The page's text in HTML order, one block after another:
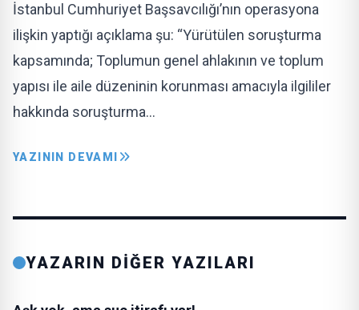
İstanbul Cumhuriyet Başsavcılığı’nın operasyona
ilişkin yaptığı açıklama şu: “Yürütülen soruşturma
kapsamında; Toplumun genel ahlakının ve toplum
yapısı ile aile düzeninin korunması amacıyla ilgililer
hakkında soruşturma…
YAZININ DEVAMI
YAZARIN DİĞER YAZILARI